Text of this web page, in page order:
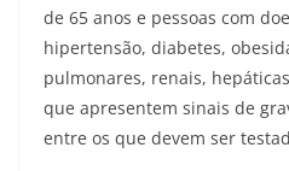
de 65 anos e pessoas com
hipertensão, diabetes,
pulmonares, renais,
que apresentem sinais de
entre os que devem ser